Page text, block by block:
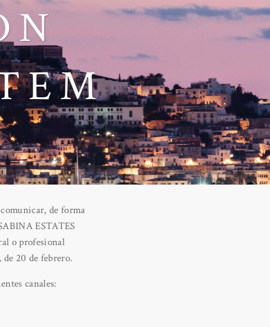
de forma
ESTATES
o profesional
20 de febrero.
canales: